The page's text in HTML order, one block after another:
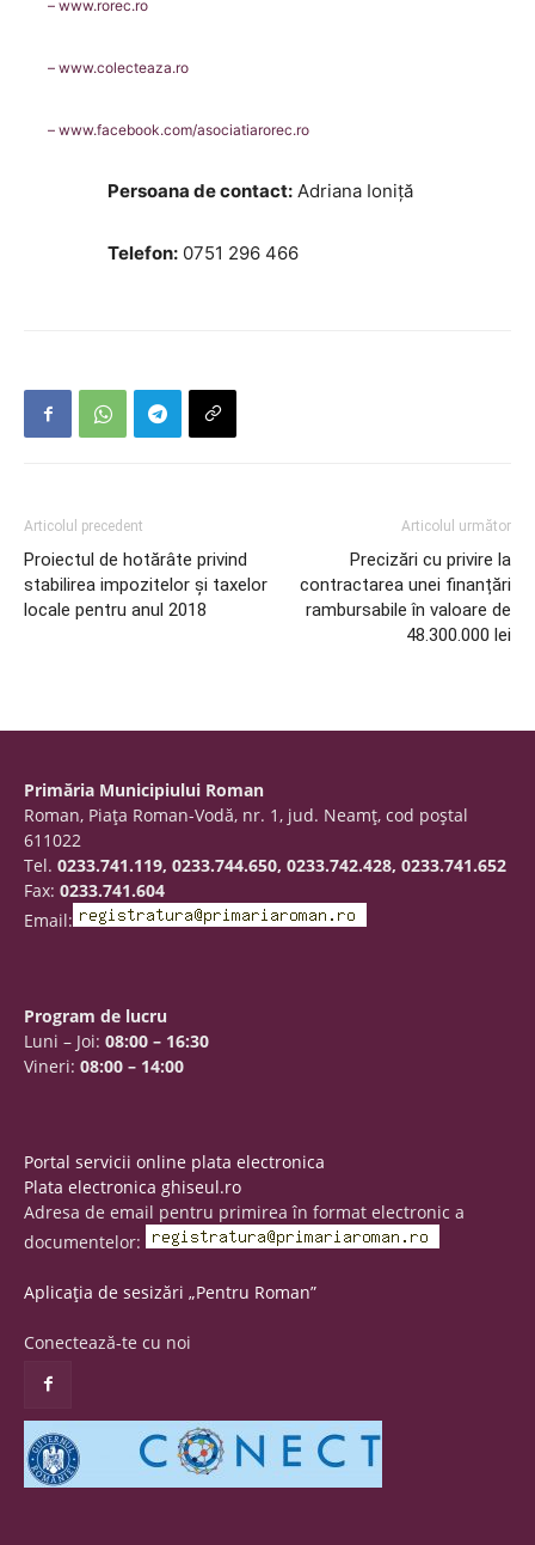
– www.rorec.ro
– www.colecteaza.ro
– www.facebook.com/asociatiarorec.ro
Persoana de contact: Adriana Ioniță
Telefon: 0751 296 466
Articolul precedent
Proiectul de hotărâte privind
stabilirea impozitelor şi taxelor
locale pentru anul 2018
Articolul următor
Precizări cu privire la
contractarea unei finanțări
rambursabile în valoare de
48.300.000 lei
Primăria Municipiului Roman
Roman, Piaţa Roman-Vodă, nr. 1, jud. Neamţ, cod poştal
611022
Tel. 0233.741.119, 0233.744.650, 0233.742.428, 0233.741.652
Fax: 0233.741.604
Email:
Program de lucru
Luni – Joi: 08:00 – 16:30
Vineri: 08:00 – 14:00
Portal servicii online plata electronica
Plata electronica ghiseul.ro
Adresa de email pentru primirea în format electronic a
documentelor:
Aplicația de sesizări „Pentru Roman”
Conectează-te cu noi